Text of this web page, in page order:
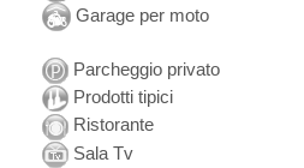
Garage per moto
Parcheggio privato
Prodotti tipici
Ristorante
Sala Tv